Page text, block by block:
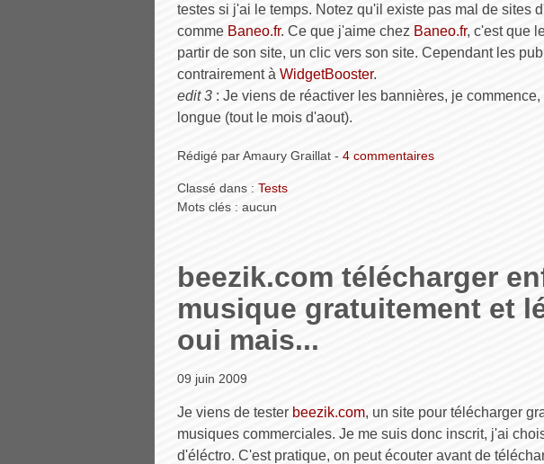
testes si j'ai le temps. Notez qu'il existe pas mal de sites
comme Baneo.fr. Ce que j'aime chez Baneo.fr, c'est que
partir de son site, un clic vers son site. Cependant les
contrairement à WidgetBooster.
edit 3 : Je viens de réactiver les bannières, je
longue (tout le mois d'aout).
Rédigé par Amaury Graillat - 4 commentaires
Classé dans : Tests
Mots clés : aucun
beezik.com télécharger
musique gratuitement et
oui mais...
09 juin 2009
Je viens de tester beezik.com, un site pour télécharger
musiques commerciales. Je me suis donc inscrit, j'ai
d'éléctro. C'est pratique, on peut écouter avant de